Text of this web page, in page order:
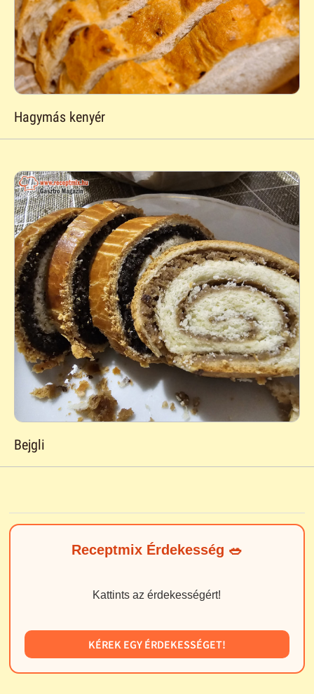
Hagymás kenyér
Bejgli
Receptmix Érdekesség 🥗
Kattints az érdekességért!
KÉREK EGY ÉRDEKESSÉGET!